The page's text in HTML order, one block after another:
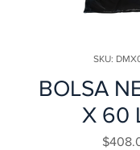
SKU:
BOLSA
X 60